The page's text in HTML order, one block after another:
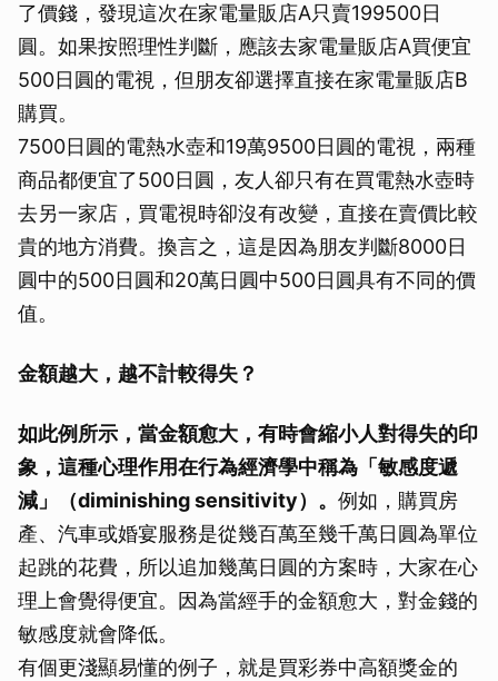
了價錢，發現這次在家電量販店A只賣199500日
圓。如果按照理性判斷，應該去家電量販店A買便宜
500日圓的電視，但朋友卻選擇直接在家電量販店B
購買。
7500日圓的電熱水壺和19萬9500日圓的電視，兩種
商品都便宜了500日圓，友人卻只有在買電熱水壺時
去另一家店，買電視時卻沒有改變，直接在賣價比較
貴的地方消費。換言之，這是因為朋友判斷8000日
圓中的500日圓和20萬日圓中500日圓具有不同的價
值。
金額越大，越不計較得失？
如此例所示，當金額愈大，有時會縮小人對得失的印
象，這種心理作用在行為經濟學中稱為「敏感度遞
減」（diminishing sensitivity）。 例如，購買房
產、汽車或婚宴服務是從幾百萬至幾千萬日圓為單位
起跳的花費，所以追加幾萬日圓的方案時，大家在心
理上會覺得便宜。因為當經手的金額愈大，對金錢的
敏感度就會降低。
有個更淺顯易懂的例子，就是買彩券中高額獎金的